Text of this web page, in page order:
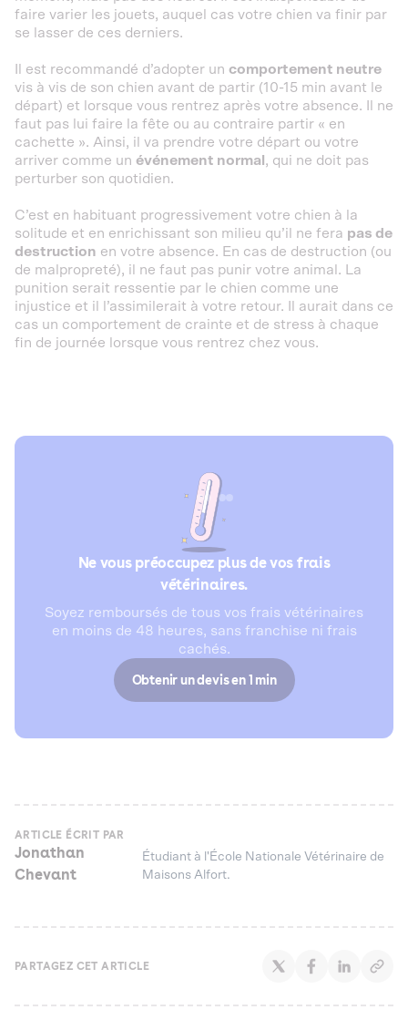
faire varier les jouets, auquel cas votre chien va finir par
se lasser de ces derniers.
Il est recommandé d’adopter un comportement neutre
vis à vis de son chien avant de partir (10-15 min avant le
départ) et lorsque vous rentrez après votre absence. Il ne
faut pas lui faire la fête ou au contraire partir « en
cachette ». Ainsi, il va prendre votre départ ou votre
arriver comme un événement normal, qui ne doit pas
perturber son quotidien.
C’est en habituant progressivement votre chien à la
solitude et en enrichissant son milieu qu’il ne fera pas de
destruction en votre absence. En cas de destruction (ou
de malpropreté), il ne faut pas punir votre animal. La
punition serait ressentie par le chien comme une
injustice et il l’assimilerait à votre retour. Il aurait dans ce
cas un comportement de crainte et de stress à chaque
fin de journée lorsque vous rentrez chez vous.
Ne vous préoccupez plus de vos frais
vétérinaires.
Soyez remboursés de tous vos frais vétérinaires
en moins de 48 heures, sans franchise ni frais
cachés.
Obtenir un devis en 1 min
ARTICLE ÉCRIT PAR
Jonathan
Chevant
Étudiant à l'École Nationale Vétérinaire de
Maisons Alfort.
PARTAGEZ CET ARTICLE